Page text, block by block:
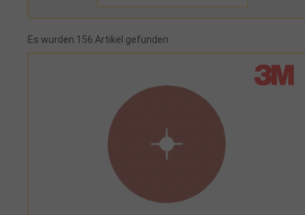
Es wurden 156 Artikel gefunden